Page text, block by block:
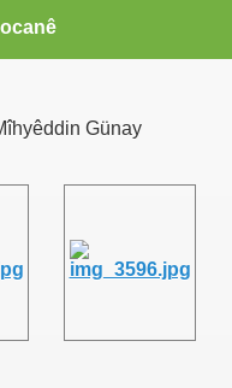
Günay